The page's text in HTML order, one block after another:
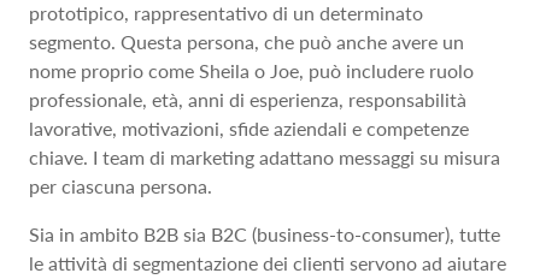
prototipico, rappresentativo di un determinato
segmento. Questa persona, che può anche avere un
nome proprio come Sheila o Joe, può includere ruolo
professionale, età, anni di esperienza, responsabilità
lavorative, motivazioni, sfide aziendali e competenze
chiave. I team di marketing adattano messaggi su misura
per ciascuna persona.
Sia in ambito B2B sia B2C (business-to-consumer), tutte
le attività di segmentazione dei clienti servono ad aiutare